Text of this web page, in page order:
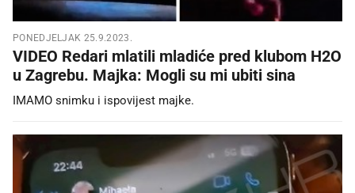
PONEDJELJAK 25.9.2023.
VIDEO Redari mlatili mladiće pred klubom H2O
u Zagrebu. Majka: Mogli su mi ubiti sina
IMAMO snimku i ispovijest majke.